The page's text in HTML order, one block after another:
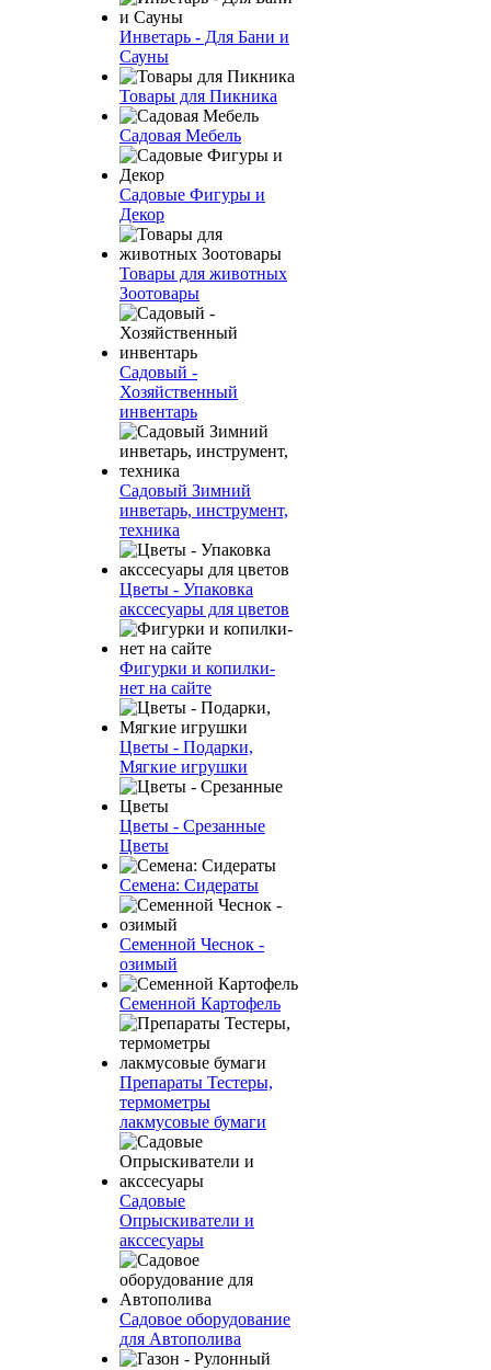
Инветарь - Для Бани и
Сауны
Товары для Пикника
Садовая Мебель
Садовые Фигуры и
Декор
Товары для животных
Зоотовары
Садовый -
Хозяйственный
инвентарь
Садовый Зимний
инветарь, инструмент,
техника
Цветы - Упаковка
акссесуары для цветов
Фигурки и копилки-
нет на сайте
Цветы - Подарки,
Мягкие игрушки
Цветы - Срезанные
Цветы
Семена: Сидераты
Семенной Чеснок -
озимый
Семенной Картофель
Препараты Тестеры,
термометры
лакмусовые бумаги
Садовые
Опрыскиватели и
акссесуары
Садовое оборудование
для Автополива